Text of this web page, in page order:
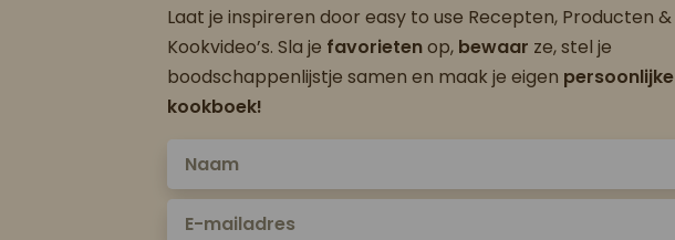
Laat je inspireren door easy to use Recepten, Producten &
Kookvideo’s. Sla je favorietenop, bewaar ze, stel je
boodschappenlijstje samen en maak je eigen persoonlijke
kookboek!